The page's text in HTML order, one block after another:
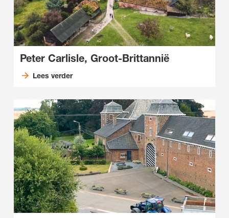
Peter Carlisle, Groot-Brittannië
Lees verder